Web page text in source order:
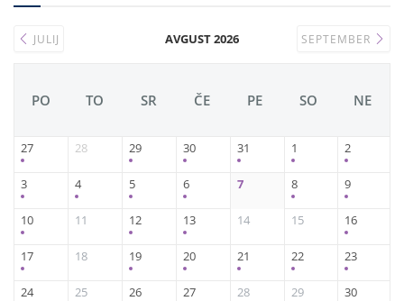
JULIJ AVGUST 2026 SEPTEMBER
PO TO SR ČE PE SO NE
27 28 29 30 31 1 2
3 4 5 6 7 8 9
10 11 12 13 14 15 16
17 18 19 20 21 22 23
24 25 26 27 28 29 30